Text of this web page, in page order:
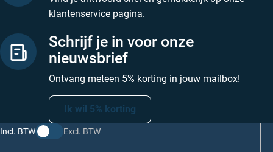
klantenservice pagina.
Schrijf je in voor onze
nieuwsbrief
Ontvang meteen 5% korting in jouw mailbox!
Ik wil 5% korting
Incl. BTW Excl. BTW